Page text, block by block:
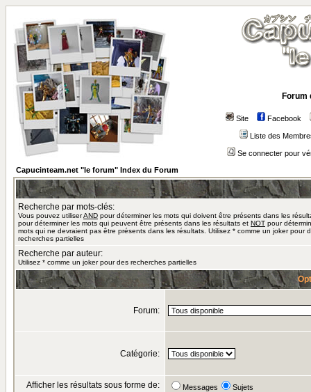
Forum
Site Facebook
Liste des
Se connecter pour
Capucinteam.net "le forum" Index du Forum
Recherche par mots-clés:
Vous pouvez utiliserAND pour déterminer les mots qui doivent être présents dans les
pour déterminer les mots qui peuvent être présents dans les résultats et NOT pour
mots qui ne devraient pas être présents dans les résultats. Utilisez * comme un joker pour
recherches partielles
Recherche par auteur:
Utilisez * comme un joker pour des recherches partielles
Forum:
Catégorie:
Afficher les résultats sous forme de: Messages Sujets